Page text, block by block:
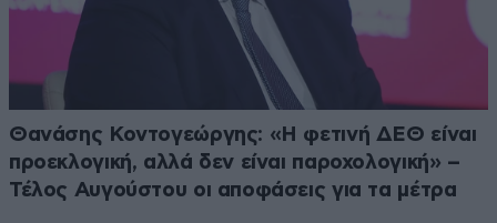
Θανάσης Κοντογεώργης: «Η φετινή ΔΕΘ είναι
προεκλογική, αλλά δεν είναι παροχολογική» –
Τέλος Αυγούστου οι αποφάσεις για τα μέτρα